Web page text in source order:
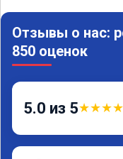
Отзывы о нас:
850 оценок
5.0 из 5★★★★